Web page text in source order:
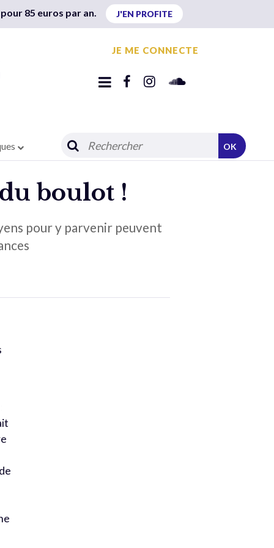
85 euros par an. J'EN PROFITE
JE ME CONNECTE
OK
boulot !
pour y parvenir peuvent